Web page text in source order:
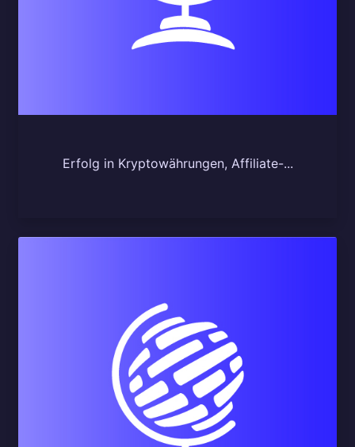
Erfolg in Kryptowährungen, Affiliate-...